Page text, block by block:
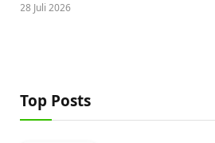
28 Juli 2026
Top Posts